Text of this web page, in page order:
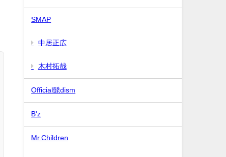
SMAP
中居正広
木村拓哉
Official髭dism
B'z
Mr.Children